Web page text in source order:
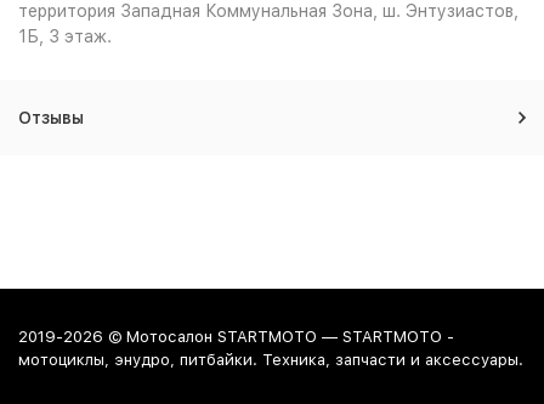
территория Западная Коммунальная Зона, ш. Энтузиастов,
1Б, 3 этаж.
Отзывы
2019-2026 © Мотосалон STARTMOTO — STARTMOTO -
мотоциклы, энудро, питбайки. Техника, запчасти и аксессуары.